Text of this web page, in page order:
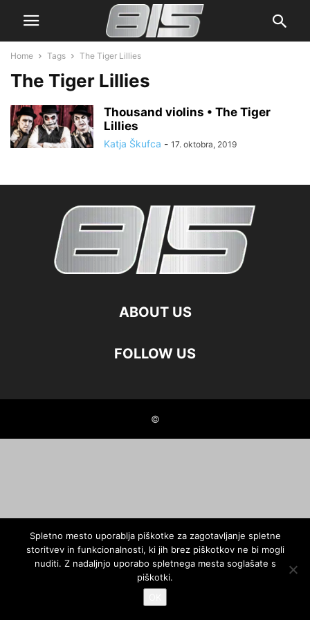
Home Tags The Tiger Lillies
The Tiger Lillies
Thousand violins • The Tiger
Lillies
Katja Škufca - 17. oktobra, 2019
ABOUT US
FOLLOW US
©
Spletno mesto uporablja piškotke za zagotavljanje spletne
storitvev in funkcionalnosti, ki jih brez piškotkov ne bi mogli
nuditi. Z nadaljnjo uporabo spletnega mesta soglašate s
piškotki.